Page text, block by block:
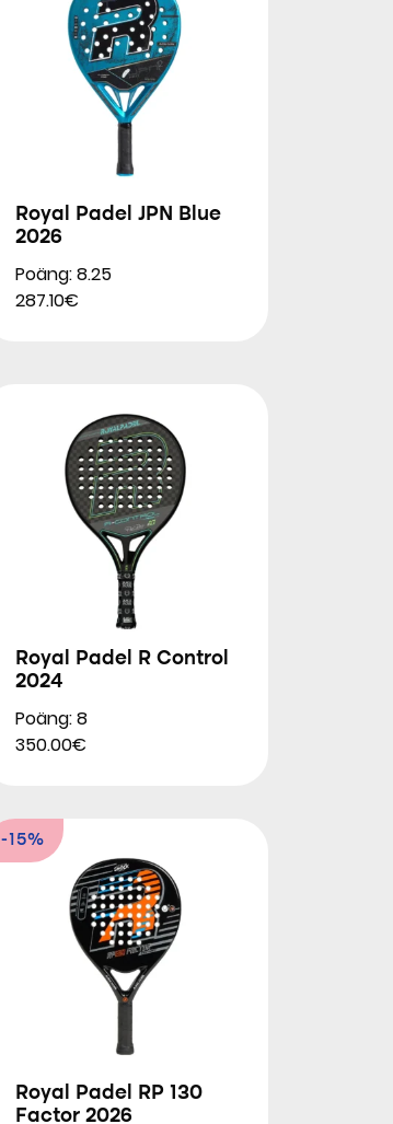
Royal Padel JPN Blue
2026
Poäng: 8.25
287.10€
Royal Padel R Control
2024
Poäng: 8
350.00€
-15%
Royal Padel RP 130
Factor 2026